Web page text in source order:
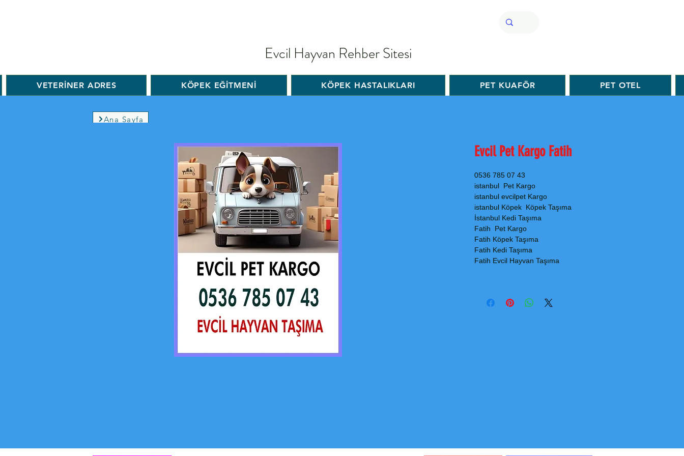
Evcil Hayvan Rehber Sitesi
VETERİNER ADRES KÖPEK EĞİTMENİ KÖPEK HASTALIKLARI PET KUAFÖR PET OTEL
Ana Sayfa
Evcil Pet Kargo Fatih
0536 785 07 43
istanbul Pet Kargo
istanbul evcilpet Kargo
istanbul Köpek Köpek Taşıma
İstanbul Kedi Taşıma
Fatih Pet Kargo
Fatih Köpek Taşıma
Fatih Kedi Taşıma
Fatih Evcil Hayvan Taşıma